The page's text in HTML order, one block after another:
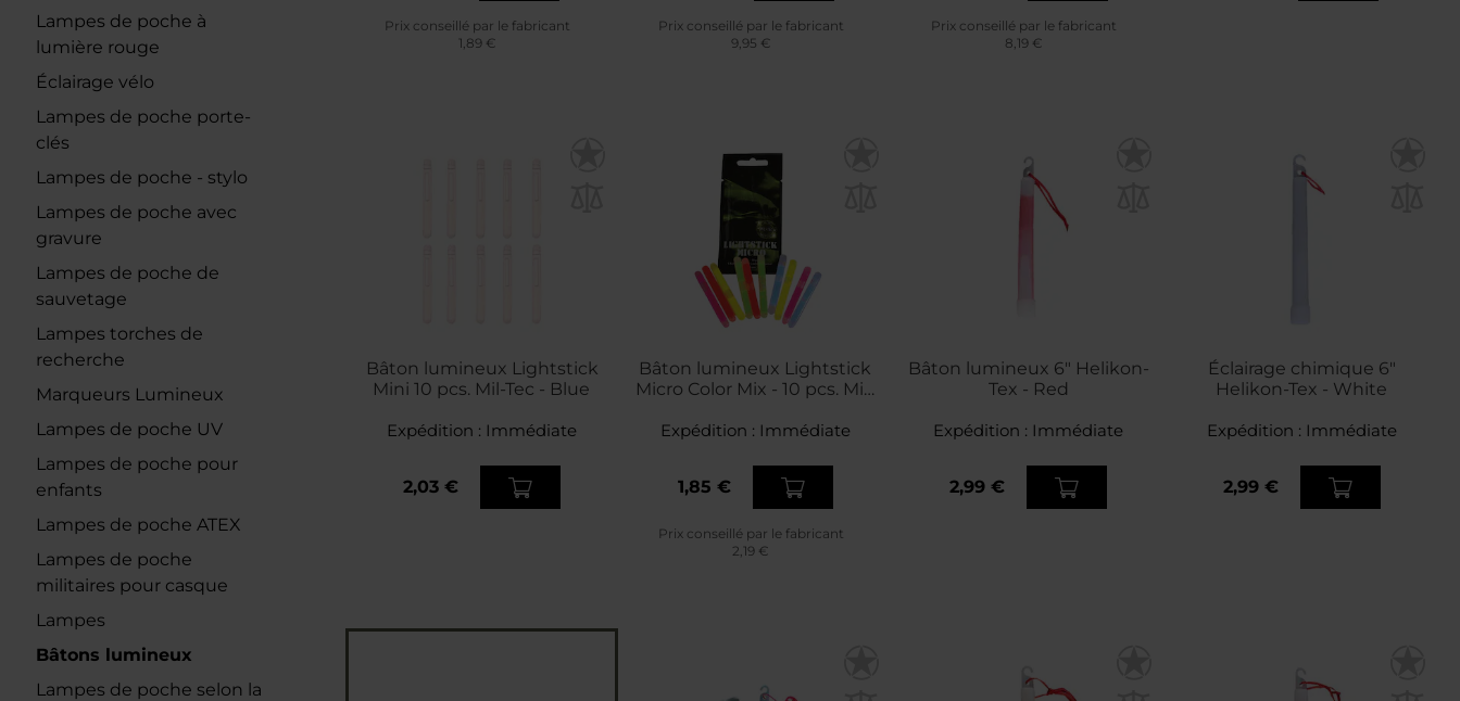
Lampes de poche à
lumière rouge
Éclairage vélo
Lampes de poche porte-
clés
Lampes de poche - stylo
Lampes de poche avec
gravure
Lampes de poche de
sauvetage
Lampes torches de
recherche
Marqueurs Lumineux
Lampes de poche UV
Lampes de poche pour
enfants
Lampes de poche ATEX
Lampes de poche
militaires pour casque
Lampes
Bâtons lumineux
Lampes de poche selon la
Prix conseillé par le fabricant
1,89 €
Prix conseillé par le fabricant
9,95 €
Prix conseillé par le fabricant
8,19 €
Bâton lumineux Lightstick
Mini 10 pcs. Mil-Tec - Blue
Expédition : Immédiate
2,03 €
Bâton lumineux Lightstick
Micro Color Mix - 10 pcs. Mil-
Expédition : Immédiate
1,85 €
Prix conseillé par le fabricant
2,19 €
Bâton lumineux 6" Helikon-
Tex - Red
Expédition : Immédiate
2,99 €
Éclairage chimique 6"
Helikon-Tex - White
Expédition : Immédiate
2,99 €